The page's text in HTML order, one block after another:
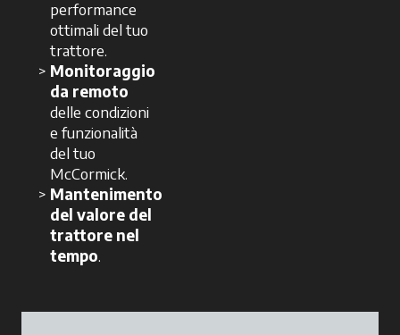
performance
ottimali del tuo
trattore.
Monitoraggio
da remoto
delle condizioni
e funzionalità
del tuo
McCormick.
Mantenimento
del valore del
trattore nel
tempo.